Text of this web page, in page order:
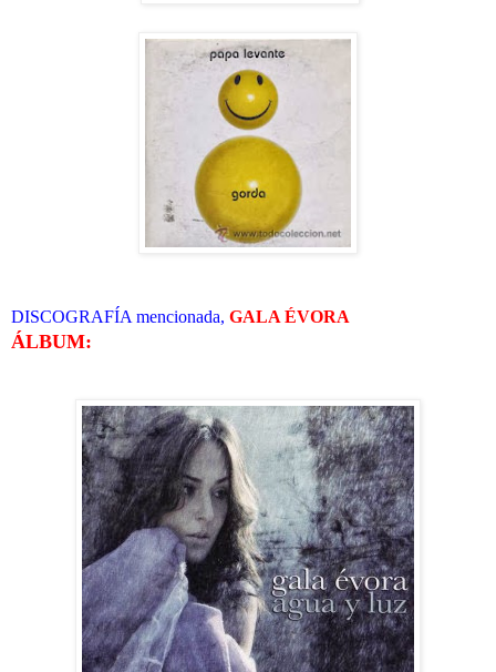
DISCOGRAFÍA mencionada, GALA ÉVORA
ÁLBUM: